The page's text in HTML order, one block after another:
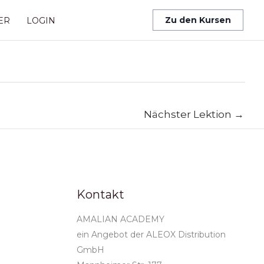
LOGIN Zu den Kursen
Nächster Lektion →
Kontakt
AMALIAN ACADEMY
ein Angebot der ALEOX Distribution
GmbH